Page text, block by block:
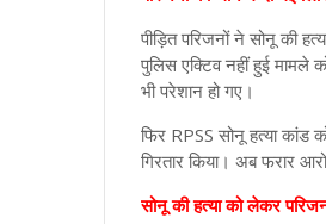
पीड़ित परिजनों ने सोनू की
पुलिस एक्टिव नहीं हुई मामले
भी परेशान हो गए।
फिर RPSS सोनू हत्या कांड
गिरतार किया। अब फरार
सोनू की हत्या को लेकर